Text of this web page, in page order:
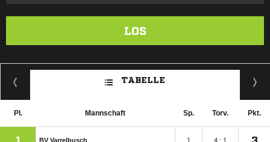
LOS
TABELLE
Pl. Mannschaft Sp. Torv. Pkt.
BV Varrelbusch 1 4 : 1